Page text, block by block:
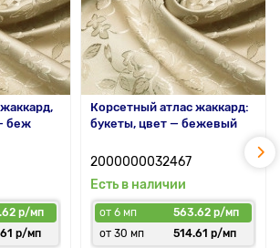
беж
р/мп
р/мп
Корсетный атлас жаккард:
букеты, цвет — бежевый
2000000032467
Есть в наличии
от 6 мп
563.62 р/мп
от 30 мп
514.61 р/мп